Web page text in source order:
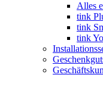
Alles
tink
tink
tink